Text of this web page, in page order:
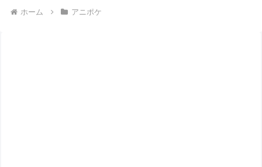
ホーム アニポケ